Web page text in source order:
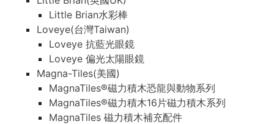
Little Brian水彩棒
Loveye(台灣Taiwan)
Loveye 抗藍光眼鏡
Loveye 偏光太陽眼鏡
Magna-Tiles(美國)
MagnaTiles®磁力積木恐龍與動物系列
MagnaTiles®磁力積木16片磁力積木系列
MagnaTiles 磁力積木補充配件